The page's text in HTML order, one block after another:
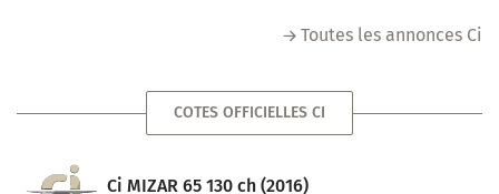
Toutes les annonces Ci
COTES OFFICIELLES CI
Ci MIZAR 65 130 ch (2016)